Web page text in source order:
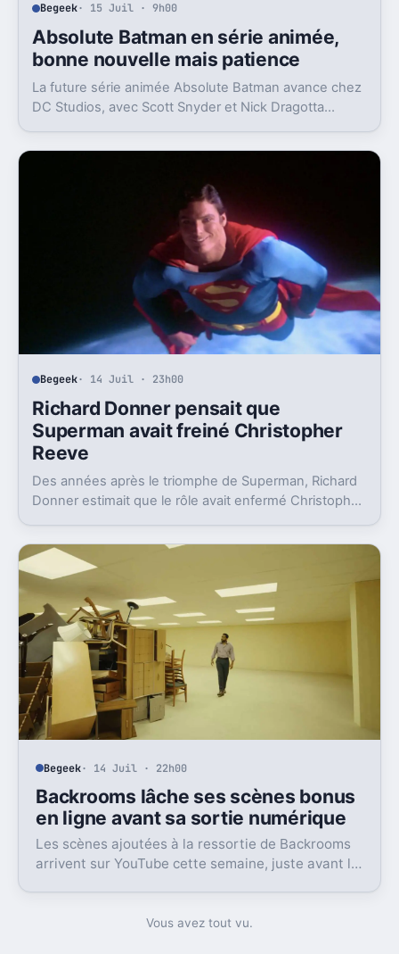
Begeek· 15 Juil · 9h00
Absolute Batman en série animée,
bonne nouvelle mais patience
La future série animée Absolute Batman avance chez
DC Studios, avec Scott Snyder et Nick Dragotta
demain.
Begeek· 14 Juil · 23h00
Richard Donner pensait que
Superman avait freiné Christopher
Reeve
Des années après le triomphe de Superman, Richard
Donner estimait que le rôle avait enfermé Christopher
sortir.
Begeek· 14 Juil · 22h00
Backrooms lâche ses scènes bonus
en ligne avant sa sortie numérique
Les scènes ajoutées à la ressortie de Backrooms
arrivent sur YouTube cette semaine, juste avant la